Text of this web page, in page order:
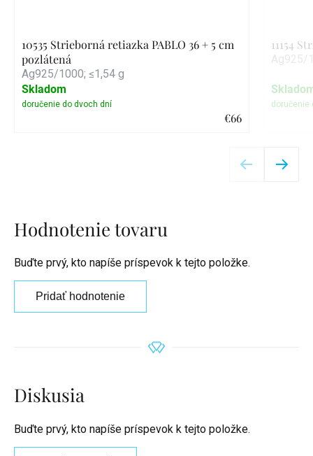
10535 Strieborná retiazka PABLO 36 + 5 cm
pozlátená
Ag925/1000; ≤1,54 g
€66
Skladom
11154
Hodnotenie tovaru
Buďte prvý, kto napíše príspevok k tejto položke.
Pridať hodnotenie
Diskusia
Buďte prvý, kto napíše príspevok k tejto položke.